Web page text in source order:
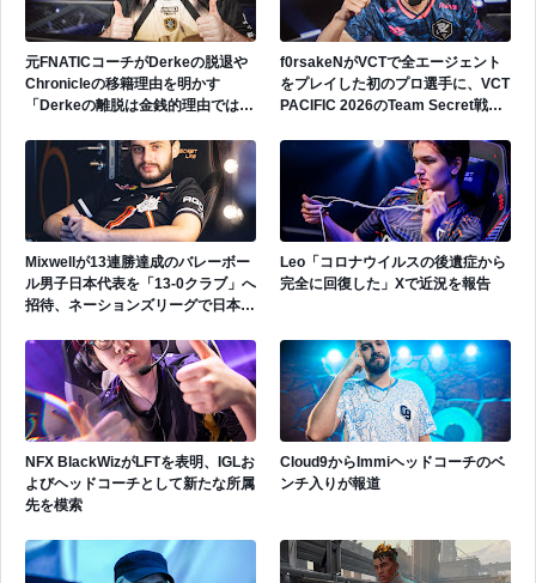
元FNATICコーチがDerkeの脱退や
Chronicleの移籍理由を明かす
「Derkeの離脱は金銭的理由ではな
f0rsakeNがVCTで全エージェント
をプレイした初のプロ選手に、VCT
PACIFIC 2026のTeam Secret戦で
Mixwellが13連勝達成のバレーボー
ル男子日本代表を「13-0クラブ」へ
招待、ネーションズリーグで日本代
Leo「コロナウイルスの後遺症から
完全に回復した」Xで近況を報告
NFX BlackWizがLFTを表明、IGLお
よびヘッドコーチとして新たな所属
先を模索
Cloud9からImmiヘッドコーチのベ
ンチ入りが報道